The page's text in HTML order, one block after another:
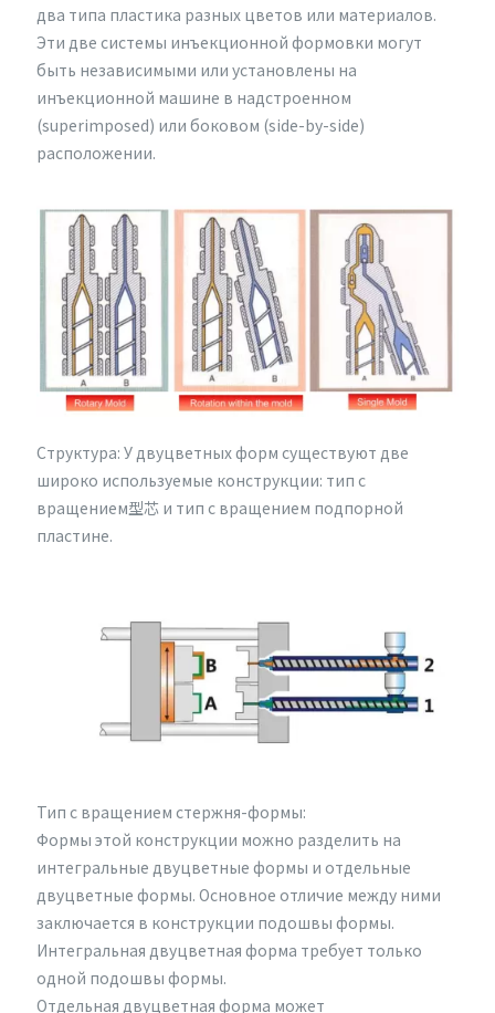
два типа пластика разных цветов или материалов.
Эти две системы инъекционной формовки могут
быть независимыми или установлены на
инъекционной машине в надстроенном
(superimposed) или боковом (side-by-side)
расположении.
Структура: У двуцветных форм существуют две
широко используемые конструкции: тип с
вращением型芯 и тип с вращением подпорной
пластине.
Тип с вращением стержня-формы:
Формы этой конструкции можно разделить на
интегральные двуцветные формы и отдельные
двуцветные формы. Основное отличие между ними
заключается в конструкции подошвы формы.
Интегральная двуцветная форма требует только
одной подошвы формы.
Отдельная двуцветная форма может